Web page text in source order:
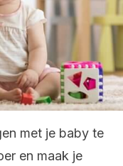
met je baby te
en maak je